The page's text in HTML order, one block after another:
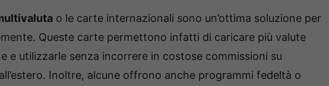
o le carte internazionali sono un’ottima soluzione per
Queste carte permettono infatti di caricare più valute
e utilizzarle senza incorrere in costose commissioni su
Inoltre, alcune offrono anche programmi fedeltà o